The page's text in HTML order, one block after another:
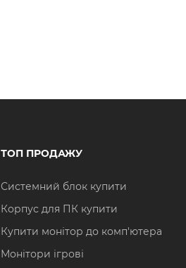
ТОП ПРОДАЖУ
Системний блок купити
Корпус для ПК купити
Купити монітор до комп'ютера
Монітори ігрові